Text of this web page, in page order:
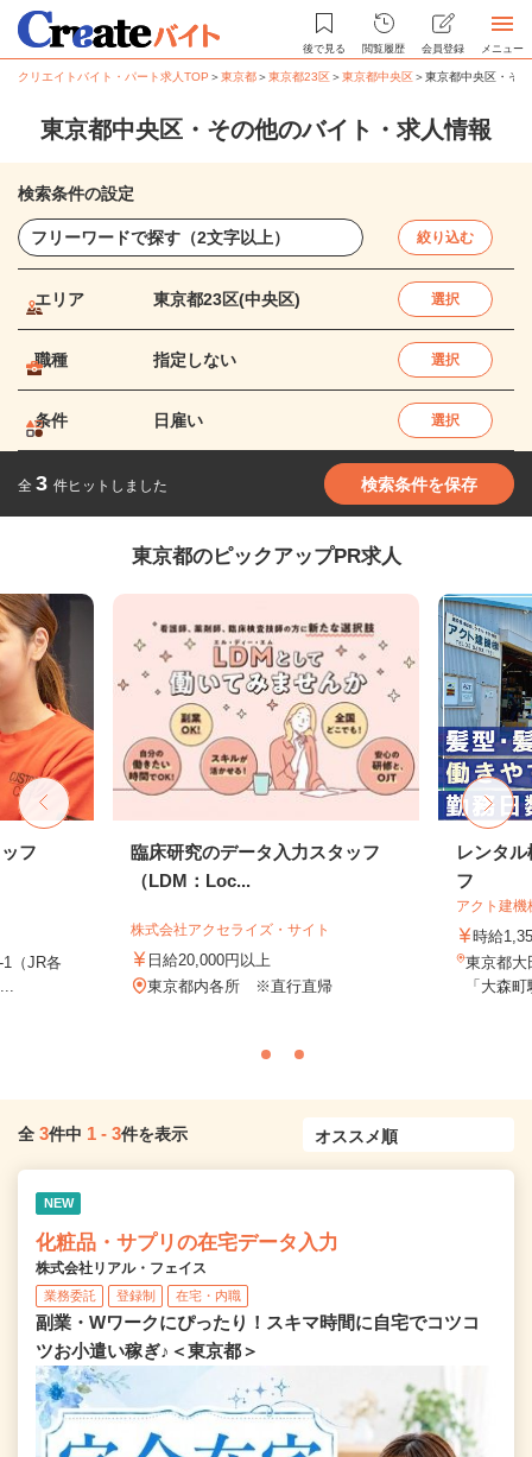
後で見る 閲覧履歴 会員登録 メニュー
クリエイトバイト・パート求人TOP ＞東京都＞東京都23区＞東京都中央区＞東京都中央区・そ
東京都中央区・その他のバイト・求人情報
検索条件の設定
絞り込む
エリア 東京都23区(中央区) 選択
職種 指定しない 選択
条件 日雇い 選択
全 3 件ヒットしました 検索条件を保存
東京都のピックアップPR求人
フ
（JR各
臨床研究のデータ入力スタッフ
（LDM：Loc...
株式会社アクセライズ・サイト
日給20,000円以上
東京都内各所 ※直行直帰
レンタ
フ
アクト建機
時給
東京都大
「大森
全 3件中 1 - 3件を表示
NEW
化粧品・サプリの在宅データ入力
株式会社リアル・フェイス
業務委託 登録制 在宅・内職
副業・Wワークにぴったり！スキマ時間に自宅でコツコ
ツお小遣い稼ぎ♪＜東京都＞